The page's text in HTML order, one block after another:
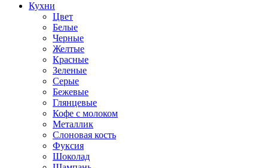
Кухни
Цвет
Белые
Черные
Желтые
Красные
Зеленые
Серые
Бежевые
Глянцевые
Кофе с молоком
Металлик
Слоновая кость
Фуксия
Шоколад